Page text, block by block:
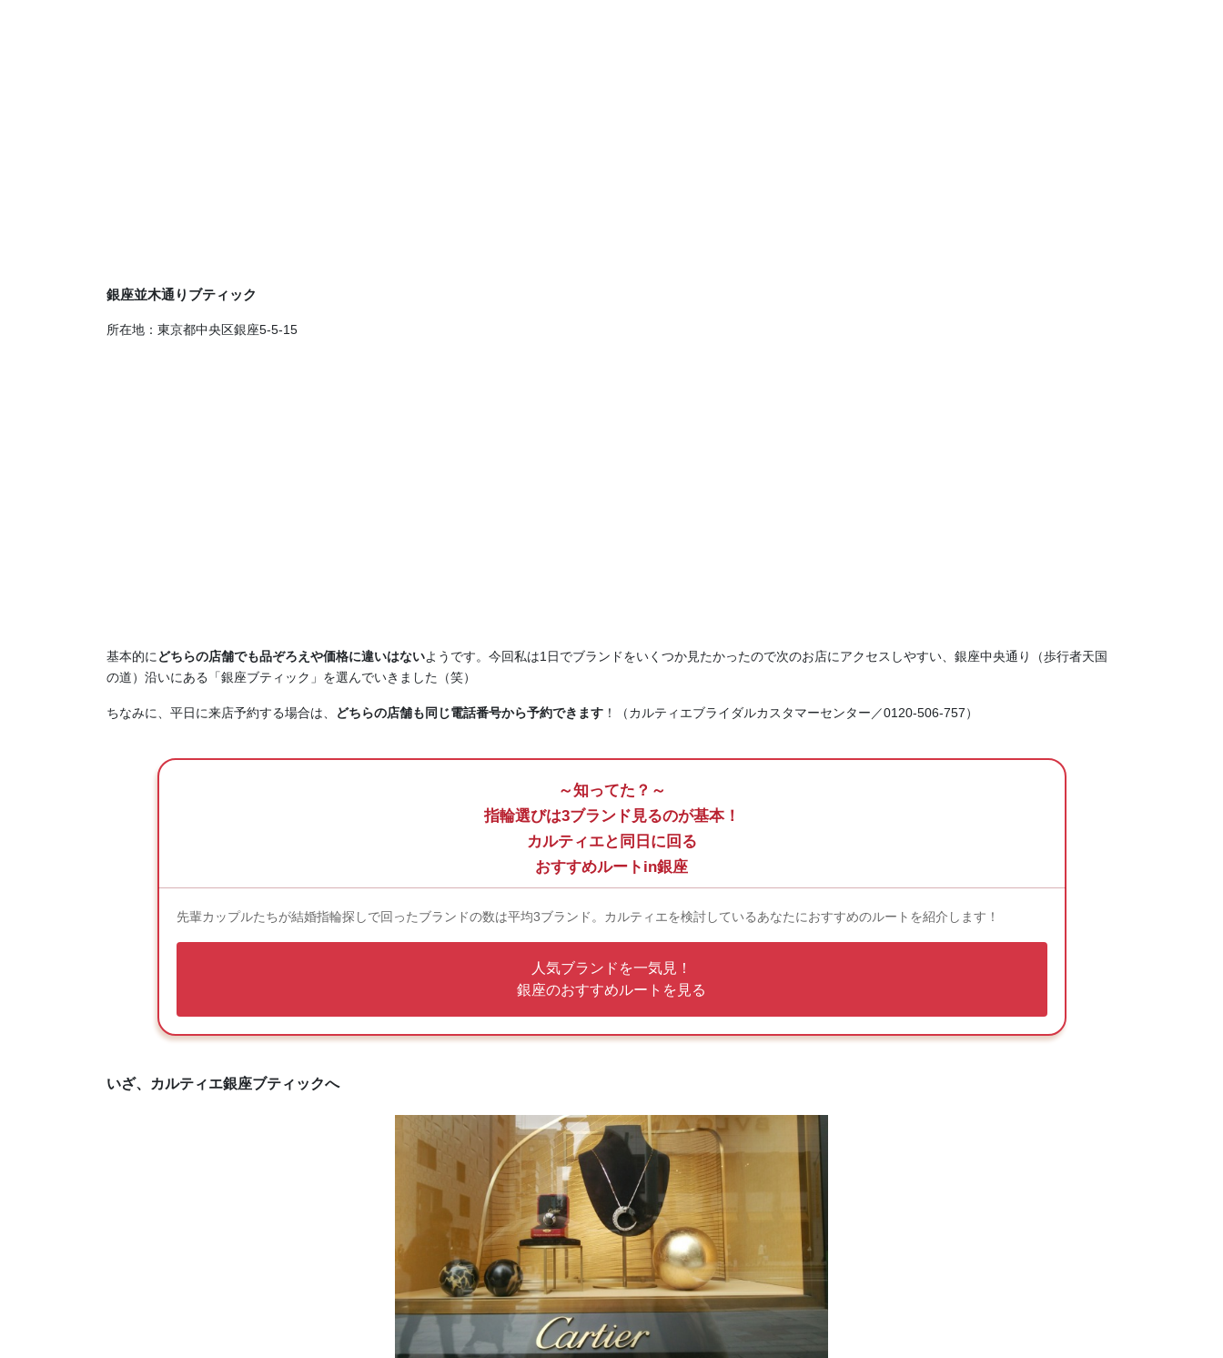
銀座並木通りブティック
所在地：東京都中央区銀座5-5-15
基本的にどちらの店舗でも品ぞろえや価格に違いはないようです。今回私は1日でブランドをいくつか見たかったので次のお店にアクセスしやすい、銀座中央通り（歩行者天国
の道）沿いにある「銀座ブティック」を選んでいきました（笑）
ちなみに、平日に来店予約する場合は、 どちらの店舗も同じ電話番号から予約できます ！（カルティエブライダルカスタマーセンター／0120-506-757）
～知ってた？～
指輪選びは3ブランド見るのが基本！
カルティエと同日に回る
おすすめルートin銀座
先輩カップルたちが結婚指輪探しで回ったブランドの数は平均3ブランド。カルティエを検討しているあなたにおすすめのルートを紹介します！
人気ブランドを一気見！
銀座のおすすめルートを見る
いざ、カルティエ銀座ブティックへ